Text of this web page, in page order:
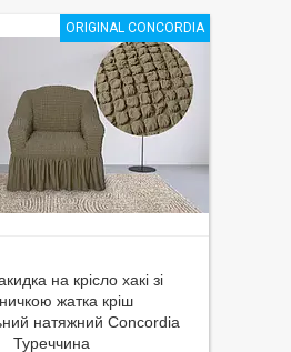
ORIGINAL CONCORDIA
на крісло хакі зі
жатка кріш
натяжний Concordia
Туреччина